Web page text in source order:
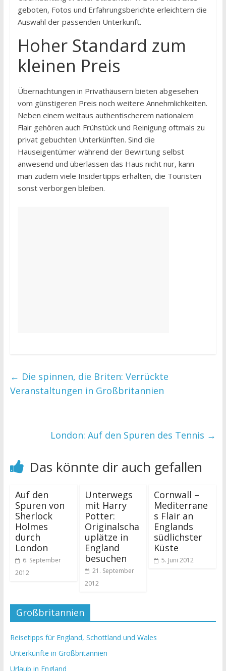
geboten, Fotos und Erfahrungsberichte erleichtern die
Auswahl der passenden Unterkunft.
Hoher Standard zum
kleinen Preis
Übernachtungen in Privathäusern bieten abgesehen
vom günstigeren Preis noch weitere Annehmlichkeiten.
Neben einem weitaus authentischerem nationalem
Flair gehören auch Frühstück und Reinigung oftmals zu
privat gebuchten Unterkünften. Sind die
Hauseigentümer während der Bewirtung selbst
anwesend und überlassen das Haus nicht nur, kann
man zudem viele Insidertipps erhalten, die Touristen
sonst verborgen bleiben.
← Die spinnen, die Briten: Verrückte
Veranstaltungen in Großbritannien
London: Auf den Spuren des Tennis →
Das könnte dir auch gefallen
Auf den
Spuren von
Sherlock
Holmes
durch
London
6. September
2012
Unterwegs
mit Harry
Potter:
Originalscha
uplätze in
England
besuchen
21. September
2012
Cornwall –
Mediterrane
s Flair an
Englands
südlichster
Küste
5. Juni 2012
Großbritannien
Reisetipps für England, Schottland und Wales
Unterkünfte in Großbritannien
Urlaub in England